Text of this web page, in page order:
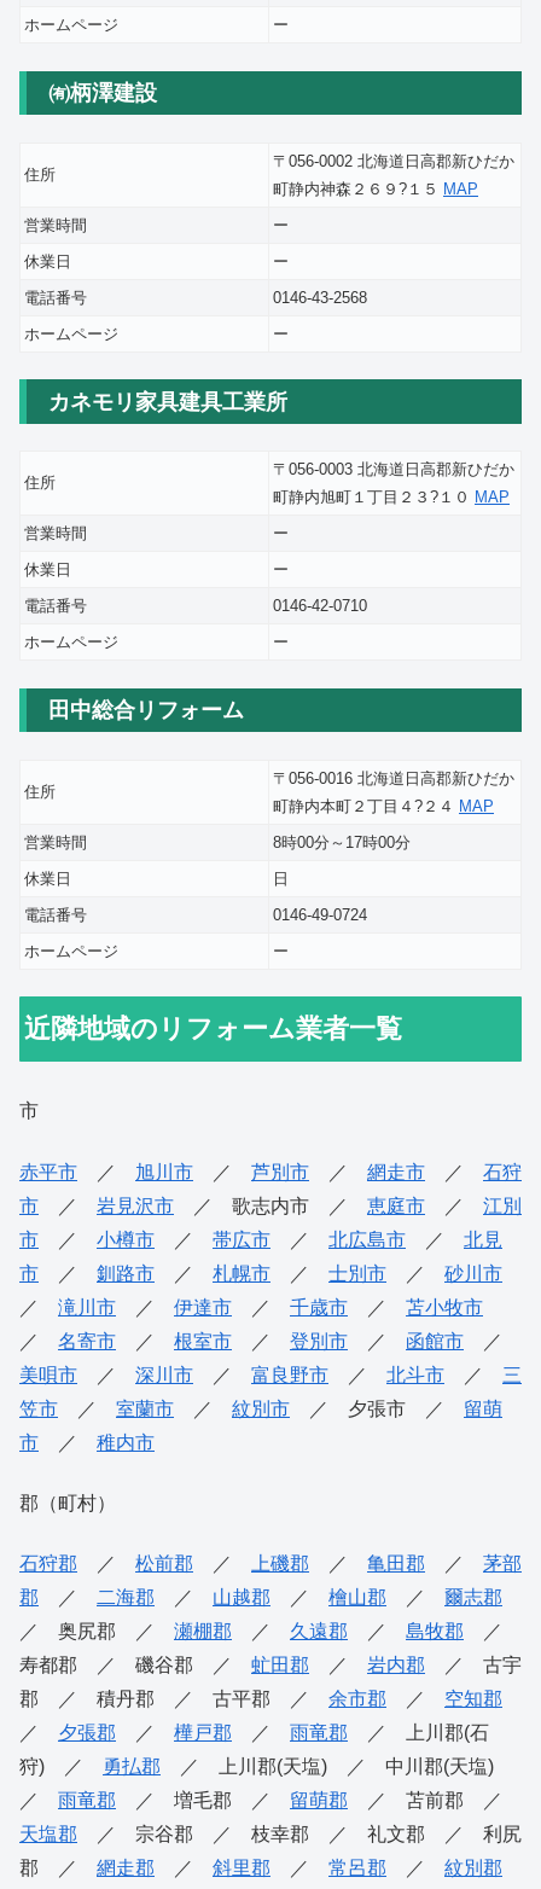
ホームページ ー
㈲柄澤建設
住所
〒056-0002 北海道日高郡新ひだか
町静内神森２６９?１５ MAP
営業時間
ー
休業日
ー
電話番号
0146-43-2568
ホームページ
ー
カネモリ家具建具工業所
住所
〒056-0003 北海道日高郡新ひだか
町静内旭町１丁目２３?１０ MAP
営業時間
ー
休業日
ー
電話番号
0146-42-0710
ホームページ
ー
田中総合リフォーム
住所
〒056-0016 北海道日高郡新ひだか
町静内本町２丁目４?２４ MAP
営業時間
8時00分～17時00分
休業日
日
電話番号
0146-49-0724
ホームページ
ー
近隣地域のリフォーム業者一覧
市
赤平市 ／ 旭川市 ／ 芦別市 ／ 網走市 ／ 石狩
市 ／ 岩見沢市 ／ 歌志内市 ／ 恵庭市 ／ 江別
市 ／ 小樽市 ／ 帯広市 ／ 北広島市 ／ 北見
市 ／ 釧路市 ／ 札幌市 ／ 士別市 ／ 砂川市
／ 滝川市 ／ 伊達市 ／ 千歳市 ／ 苫小牧市
／ 名寄市 ／ 根室市 ／ 登別市 ／ 函館市 ／
美唄市 ／ 深川市 ／ 富良野市 ／ 北斗市 ／ 三
笠市 ／ 室蘭市 ／ 紋別市 ／ 夕張市 ／ 留萌
市 ／ 稚内市
郡（町村）
石狩郡 ／ 松前郡 ／ 上磯郡 ／ 亀田郡 ／ 茅部
郡 ／ 二海郡 ／ 山越郡 ／ 檜山郡 ／ 爾志郡
／ 奥尻郡 ／ 瀬棚郡 ／ 久遠郡 ／ 島牧郡 ／
寿都郡 ／ 磯谷郡 ／ 虻田郡 ／ 岩内郡 ／ 古宇
郡 ／ 積丹郡 ／ 古平郡 ／ 余市郡 ／ 空知郡
／ 夕張郡 ／ 樺戸郡 ／ 雨竜郡 ／ 上川郡(石
狩) ／
勇払郡 ／ 上川郡(天塩) ／ 中川郡(天塩)
／ 雨竜郡 ／ 増毛郡 ／ 留萌郡 ／ 苫前郡 ／
天塩郡 ／ 宗谷郡 ／ 枝幸郡 ／ 礼文郡 ／ 利尻
郡 ／ 網走郡 ／ 斜里郡 ／ 常呂郡 ／ 紋別郡